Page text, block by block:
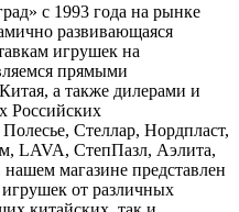
с 1993 года на рынке
развивающаяся
игрушек на
прямыми
а также дилерами и
Российских
Стеллар, Нордпласт,
LAVA, СтепПазл, Аэлита,
магазине представлен
от различных